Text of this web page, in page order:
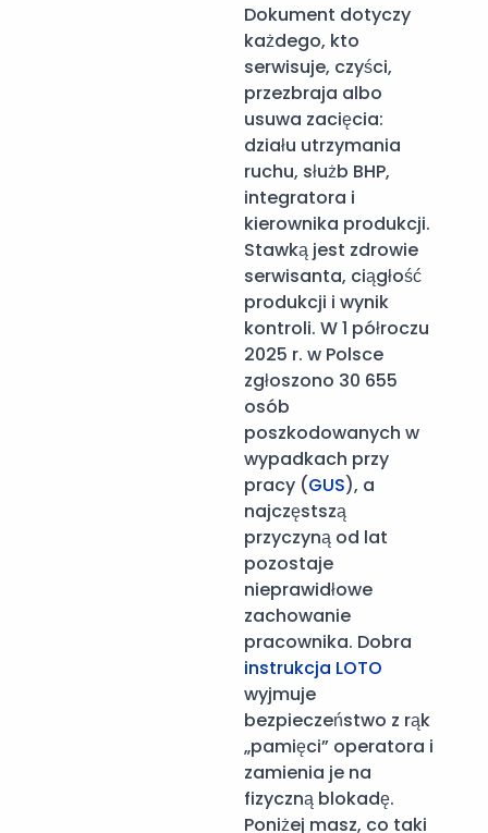
Dokument dotyczy
każdego, kto
serwisuje, czyści,
przezbraja albo
usuwa zacięcia:
działu utrzymania
ruchu, służb BHP,
integratora i
kierownika produkcji.
Stawką jest zdrowie
serwisanta, ciągłość
produkcji i wynik
kontroli. W 1 półroczu
2025 r. w Polsce
zgłoszono 30 655
osób
poszkodowanych w
wypadkach przy
pracy (GUS), a
najczęstszą
przyczyną od lat
pozostaje
nieprawidłowe
zachowanie
pracownika. Dobra
instrukcja LOTO
wyjmuje
bezpieczeństwo z rąk
„pamięci” operatora i
zamienia je na
fizyczną blokadę.
Poniżej masz, co taki